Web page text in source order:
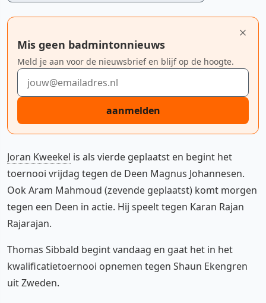
Mis geen badmintonnieuws
Meld je aan voor de nieuwsbrief en blijf op de hoogte.
E-mailadres
aanmelden
Joran Kweekel is als vierde geplaatst en begint het
toernooi vrijdag tegen de Deen Magnus Johannesen.
Ook Aram Mahmoud (zevende geplaatst) komt morgen
tegen een Deen in actie. Hij speelt tegen Karan Rajan
Rajarajan.
Thomas Sibbald begint vandaag en gaat het in het
kwalificatietoernooi opnemen tegen Shaun Ekengren
uit Zweden.